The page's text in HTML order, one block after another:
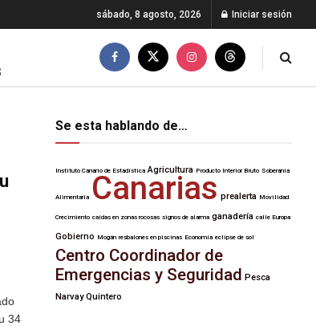
sábado, 8 agosto, 2026 Iniciar sesión
34
Se esta hablando de…
Instituto Canario de Estadística Agricultura Producto Interior Bruto Soberanía
Alimentaria Canarias prealerta Movilidad
Crecimiento caídas en zonas rocosas signos de alarma ganadería calle Europa
Gobierno Mogán resbalones en piscinas Economía eclipse de sol
Centro Coordinador de
Emergencias y Seguridad Pesca
Narvay Quintero